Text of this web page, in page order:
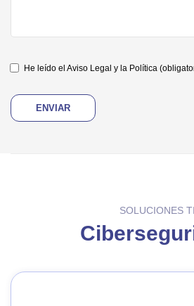
He leído el Aviso Legal y la Política
SOLUCIONES TI